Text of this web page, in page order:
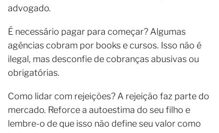
advogado.
É necessário pagar para começar? Algumas
agências cobram por books e cursos. Isso não é
ilegal, mas desconfie de cobranças abusivas ou
obrigatórias.
Como lidar com rejeições? A rejeição faz parte do
mercado. Reforce a autoestima do seu filho e
lembre-o de que isso não define seu valor como